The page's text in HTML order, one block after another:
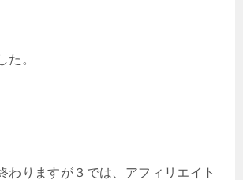
た。
わりますが３では、アフィリエイト